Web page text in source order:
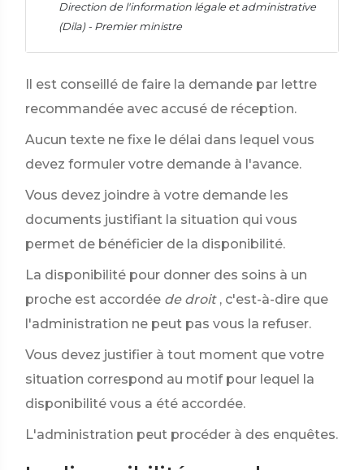
Direction de l'information légale et administrative
(Dila) - Premier ministre
Il est conseillé de faire la demande par lettre
recommandée avec accusé de réception.
Aucun texte ne fixe le délai dans lequel vous
devez formuler votre demande à l'avance.
Vous devez joindre à votre demande les
documents justifiant la situation qui vous
permet de bénéficier de la disponibilité.
La disponibilité pour donner des soins à un
proche est accordée de droit , c'est-à-dire que
l'administration ne peut pas vous la refuser.
Vous devez justifier à tout moment que votre
situation correspond au motif pour lequel la
disponibilité vous a été accordée.
L'administration peut procéder à des enquêtes.